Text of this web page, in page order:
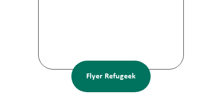
Flyer Refugeek